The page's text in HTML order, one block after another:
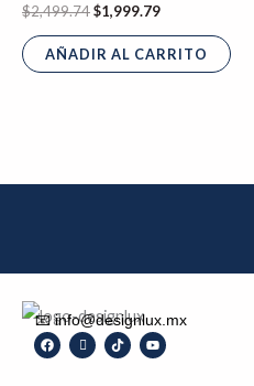
$2,499.74$1,999.79
AÑADIR AL CARRITO
📧 info@designlux.mx
F
a
I
c
T
i
Y
o